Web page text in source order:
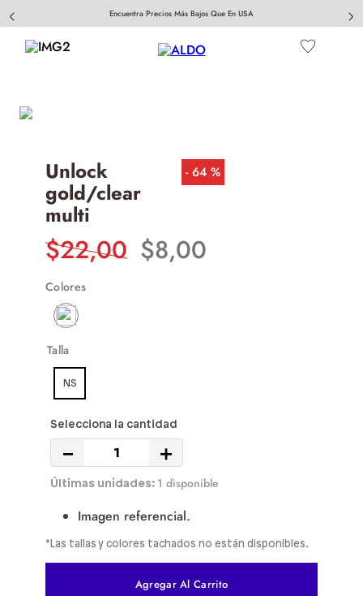
Encuentra Precios Más Bajos Que En USA
Unlock
gold/clear
multi
64 %
$22,00 $8,00
Colores
Talla
NS
＋
－
1 disponible
Imagen referencial.
*Las tallas y colores tachados no están disponibles.
Agregar Al Carrito